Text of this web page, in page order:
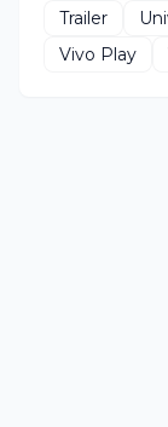
Trailer
Vivo Play